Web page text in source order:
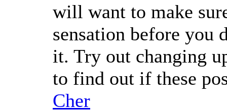
will want to make
sensation before you
it. Try out changing
to find out if these
Cher